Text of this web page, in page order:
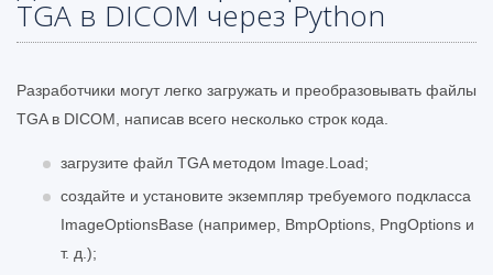
TGA в DICOM через Python
Разработчики могут легко загружать и преобразовывать файлы
TGA в DICOM, написав всего несколько строк кода.
загрузите файл TGA методом Image.Load;
создайте и установите экземпляр требуемого подкласса
ImageOptionsBase (например, BmpOptions, PngOptions и
т. д.);